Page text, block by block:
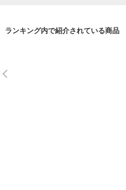
ランキング内で紹介されている商品